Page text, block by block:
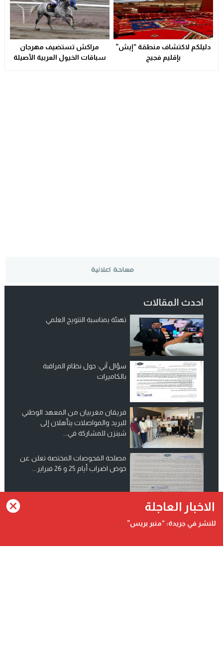
دليلكم لاكتشاف منطقة “إيش”
بإقليم فجيج
مراكش تستضيف مهرجان
سباقات الخيول العربية الأصيلة
احدث المقالات
تهنئة بمناسبة التتويج العلمي
سؤال آني: حول نظام المراقبة
بالكاميرات
فريقان مغربيان من المعهد الوطني
للبريد والمواصلات يتأهلان إلى
شينزن للمشاركة في...
مصلحة الفحوصات المختصة تعلن عن
خوض اضراب أيام 25 و 26 فبراير...
انضم الينا على فيسبوك
الاخبار العاجلة
للنشر في جريدة: “منبر بريس”